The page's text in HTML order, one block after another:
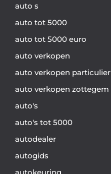
auto s
auto tot 5000
auto tot 5000 euro
auto verkopen
auto verkopen particulier
auto verkopen zottegem
auto's
auto's tot 5000
autodealer
autogids